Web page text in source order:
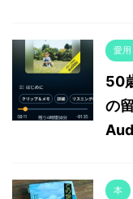
愛
50
の
本